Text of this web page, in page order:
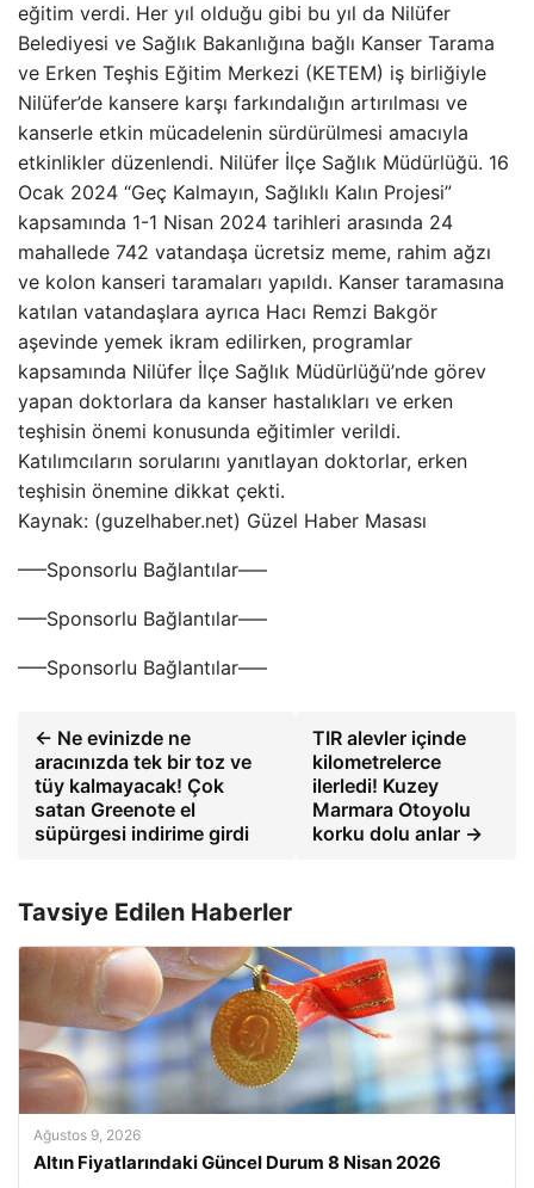
eğitim verdi. Her yıl olduğu gibi bu yıl da Nilüfer
Belediyesi ve Sağlık Bakanlığına bağlı Kanser Tarama
ve Erken Teşhis Eğitim Merkezi (KETEM) iş birliğiyle
Nilüfer’de kansere karşı farkındalığın artırılması ve
kanserle etkin mücadelenin sürdürülmesi amacıyla
etkinlikler düzenlendi. Nilüfer İlçe Sağlık Müdürlüğü. 16
Ocak 2024 “Geç Kalmayın, Sağlıklı Kalın Projesi”
kapsamında 1-1 Nisan 2024 tarihleri ​​arasında 24
mahallede 742 vatandaşa ücretsiz meme, rahim ağzı
ve kolon kanseri taramaları yapıldı. Kanser taramasına
katılan vatandaşlara ayrıca Hacı Remzi Bakgör
aşevinde yemek ikram edilirken, programlar
kapsamında Nilüfer İlçe Sağlık Müdürlüğü’nde görev
yapan doktorlara da kanser hastalıkları ve erken
teşhisin önemi konusunda eğitimler verildi.
Katılımcıların sorularını yanıtlayan doktorlar, erken
teşhisin önemine dikkat çekti.
Kaynak: (guzelhaber.net) Güzel Haber Masası
—–Sponsorlu Bağlantılar—–
—–Sponsorlu Bağlantılar—–
—–Sponsorlu Bağlantılar—–
← Ne evinizde ne
aracınızda tek bir toz ve
tüy kalmayacak! Çok
satan Greenote el
süpürgesi indirime girdi
TIR alevler içinde
kilometrelerce
ilerledi! Kuzey
Marmara Otoyolu
korku dolu anlar →
Tavsiye Edilen Haberler
Ağustos 9, 2026
Altın Fiyatlarındaki Güncel Durum 8 Nisan 2026